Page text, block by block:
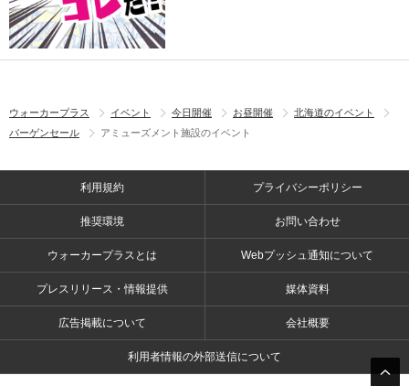
ウォーカープラス イベント 今日開催 お昼開催
北海道のイベント
バーゲンセール
アミューズメント施設のイベント
利用規約 プライバシーポリシー
推奨環境 お問い合わせ
ウォーカープラスとは Webプッシュ通知について
プレスリリース・情報提供 媒体資料
広告掲載について 会社概要
利用者情報の外部送信について